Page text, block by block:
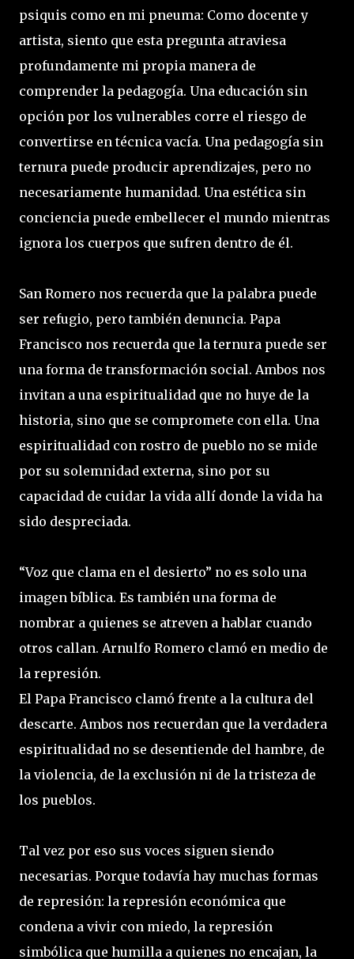
psiquis como en mi pneuma: Como docente y
artista, siento que esta pregunta atraviesa
profundamente mi propia manera de
comprender la pedagogía. Una educación sin
opción por los vulnerables corre el riesgo de
convertirse en técnica vacía. Una pedagogía sin
ternura puede producir aprendizajes, pero no
necesariamente humanidad. Una estética sin
conciencia puede embellecer el mundo mientras
ignora los cuerpos que sufren dentro de él.
San Romero nos recuerda que la palabra puede
ser refugio, pero también denuncia. Papa
Francisco nos recuerda que la ternura puede ser
una forma de transformación social. Ambos nos
invitan a una espiritualidad que no huye de la
historia, sino que se compromete con ella. Una
espiritualidad con rostro de pueblo no se mide
por su solemnidad externa, sino por su
capacidad de cuidar la vida allí donde la vida ha
sido despreciada.
“Voz que clama en el desierto” no es solo una
imagen bíblica. Es también una forma de
nombrar a quienes se atreven a hablar cuando
otros callan. Arnulfo Romero clamó en medio de
la represión.
El Papa Francisco clamó frente a la cultura del
descarte. Ambos nos recuerdan que la verdadera
espiritualidad no se desentiende del hambre, de
la violencia, de la exclusión ni de la tristeza de
los pueblos.
Tal vez por eso sus voces siguen siendo
necesarias. Porque todavía hay muchas formas
de represión: la represión económica que
condena a vivir con miedo, la represión
simbólica que humilla a quienes no encajan, la